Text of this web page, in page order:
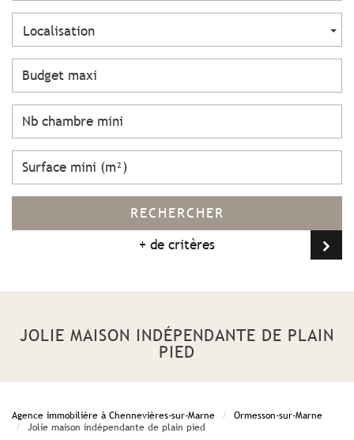
Localisation
RECHERCHER
+ de critères
JOLIE MAISON INDÉPENDANTE DE PLAIN
PIED
Agence immobilière à Chennevières-sur-Marne
Ormesson-sur-Marne
Jolie maison indépendante de plain pied